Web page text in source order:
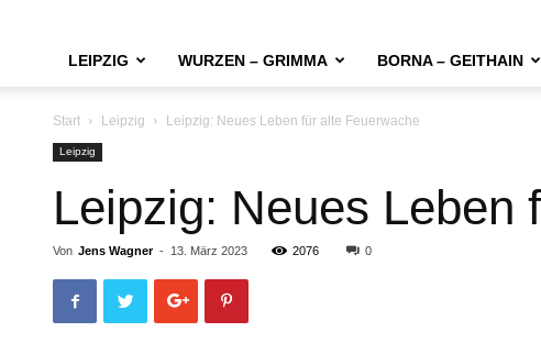
LEIPZIG WURZEN – GRIMMA BORNA – GEITHAIN
Start Leipzig Leipzig: Neues Leben für alte Feuerwache
Leipzig
Leipzig: Neues Leben
Von Jens Wagner - 13. März 2023 2076 0